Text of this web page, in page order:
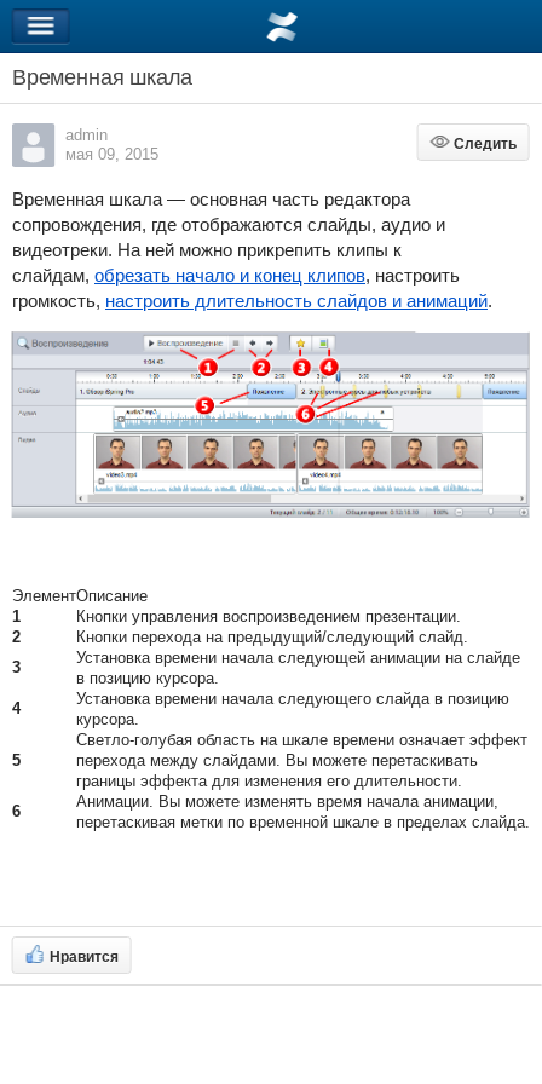
Временная шкала
admin
мая 09, 2015
Следить
Следить
Временная шкала — основная часть редактора
сопровождения, где отображаются слайды, аудио и
видеотреки. На ней можно прикрепить клипы к
слайдам, обрезать начало и конец клипов, настроить
громкость, настроить длительность слайдов и анимаций.
ЭлементОписание
1
Кнопки управления воспроизведением презентации.
2
Кнопки перехода на предыдущий/следующий слайд.
3
Установка времени начала следующей анимации на слайде
в позицию курсора.
4
Установка времени начала следующего слайда в позицию
курсора.
5
Светло-голубая область на шкале времени означает эффект
перехода между слайдами. Вы можете перетаскивать
границы эффекта для изменения его длительности.
6
Анимации. Вы можете изменять время начала анимации,
перетаскивая метки по временной шкале в пределах слайда.
Нравится